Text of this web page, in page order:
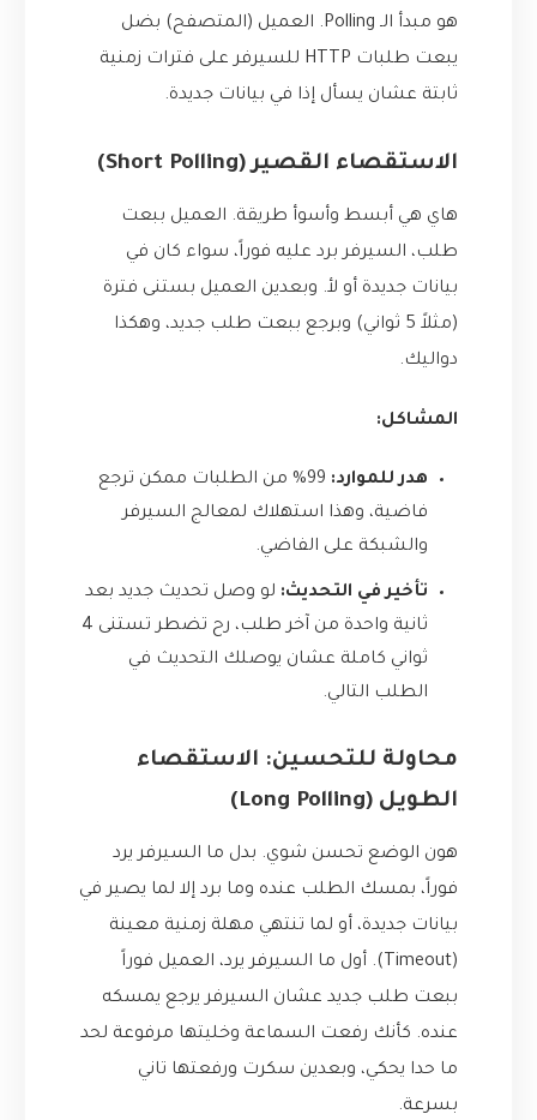
هو مبدأ الـ Polling. العميل (المتصفح) بضل
يبعت طلبات HTTP للسيرفر على فترات زمنية
ثابتة عشان يسأل إذا في بيانات جديدة.
الاستقصاء القصير (Short Polling)
هاي هي أبسط وأسوأ طريقة. العميل ببعت
طلب، السيرفر برد عليه فوراً، سواء كان في
بيانات جديدة أو لأ. وبعدين العميل بستنى فترة
(مثلاً 5 ثواني) وبرجع ببعت طلب جديد، وهكذا
دواليك.
المشاكل:
هدر للموارد:
99% من الطلبات ممكن ترجع
فاضية، وهذا استهلاك لمعالج السيرفر
والشبكة على الفاضي.
تأخير في التحديث: لو وصل تحديث جديد بعد
ثانية واحدة من آخر طلب، رح تضطر تستنى 4
ثواني كاملة عشان يوصلك التحديث في
الطلب التالي.
محاولة للتحسين: الاستقصاء
الطويل (Long Polling)
هون الوضع تحسن شوي. بدل ما السيرفر يرد
فوراً، بمسك الطلب عنده وما برد إلا لما يصير في
بيانات جديدة، أو لما تنتهي مهلة زمنية معينة
(Timeout). أول ما السيرفر يرد، العميل فوراً
ببعت طلب جديد عشان السيرفر يرجع يمسكه
عنده. كأنك رفعت السماعة وخليتها مرفوعة لحد
ما حدا يحكي، وبعدين سكرت ورفعتها تاني
بسرعة.